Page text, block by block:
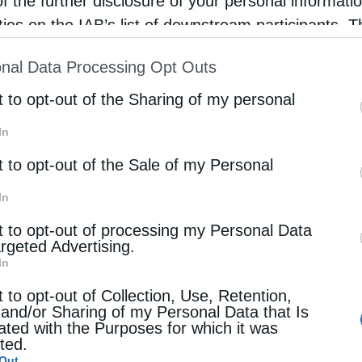
on the IAB’s list of downstream participants.
of Downstream Participantsthat may further
parties.
Data Processing Opt Outs
to opt-out of the Sharing of my personal
to opt-out of the Sale of my Personal
to opt-out of processing my Personal Data
Advertising.
to opt-out of Collection, Use, Retention,
or Sharing of my Personal Data that Is
with the Purposes for which it was
Γνώμες
Μητροπολίτης Κορίνθου
Νίκα, πρώην Περιφερειάρχη
Επικαιρότητα
22 Ιουλίου 2025
Λυκούδη